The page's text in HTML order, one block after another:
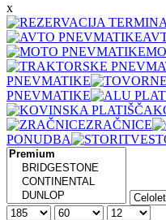
x
PNEVMATIKE
PNEVMATIKE
ZRAČNICE
PONUDBA